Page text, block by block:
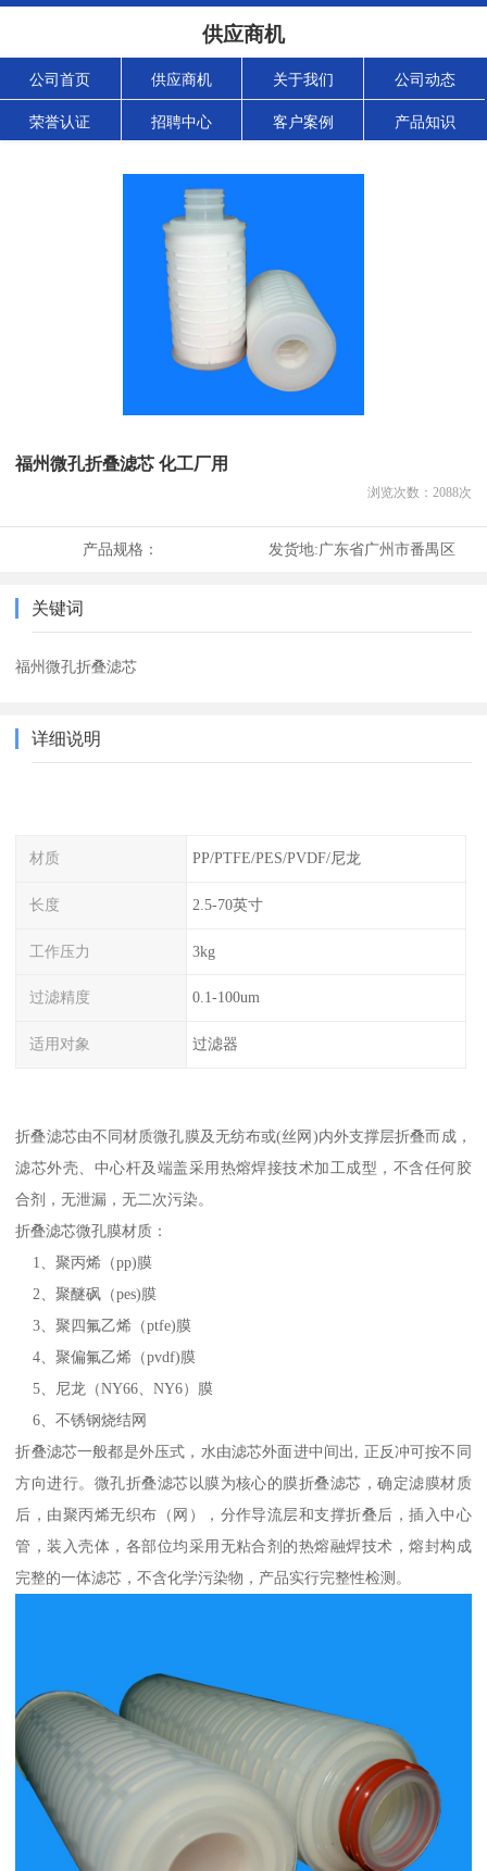
供应商机
公司首页 供应商机 关于我们 公司动态
荣誉认证 招聘中心 客户案例 产品知识
福州微孔折叠滤芯 化工厂用
浏览次数： 2088次
产品规格： 发货地:广东省广州市番禺区
关键词
福州微孔折叠滤芯
详细说明
材质 PP/PTFE/PES/PVDF/尼龙
长度 2.5-70英寸
工作压力 3kg
过滤精度 0.1-100um
适用对象 过滤器
折叠滤芯由不同材质微孔膜及无纺布或(丝网)内外支撑层折叠而成，
滤芯外壳、中心杆及端盖采用热熔焊接技术加工成型，不含任何胶
合剂，无泄漏，无二次污染。
折叠滤芯微孔膜材质：
1、聚丙烯（pp)膜
2、聚醚砜（pes)膜
3、聚四氟乙烯（ptfe)膜
4、聚偏氟乙烯（pvdf)膜
5、尼龙（NY66、NY6）膜
6、不锈钢烧结网
折叠滤芯一般都是外压式，水由滤芯外面进中间出, 正反冲可按不同
方向进行。微孔折叠滤芯以膜为核心的膜折叠滤芯，确定滤膜材质
后，由聚丙烯无织布（网），分作导流层和支撑折叠后，插入中心
管，装入壳体，各部位均采用无粘合剂的热熔融焊技术，熔封构成
完整的一体滤芯，不含化学污染物，产品实行完整性检测。